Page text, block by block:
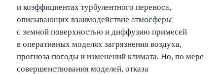
и коэффициентах турбулентного переноса,
описывающих взаимодействие атмосферы
с земной поверхностью и диффузию примесей
в оперативных моделях загрязнения воздуха,
прогноза погоды и изменений климата. Но, по мере
совершенствования моделей, отказа